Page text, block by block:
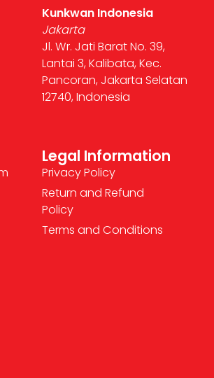
Kunkwan Indonesia
Jakarta
Jl. Wr. Jati Barat No. 39,
Lantai 3, Kalibata, Kec.
Pancoran, Jakarta Selatan
12740, Indonesia
Legal Information
Privacy Policy
Return and Refund
Policy
Terms and Conditions